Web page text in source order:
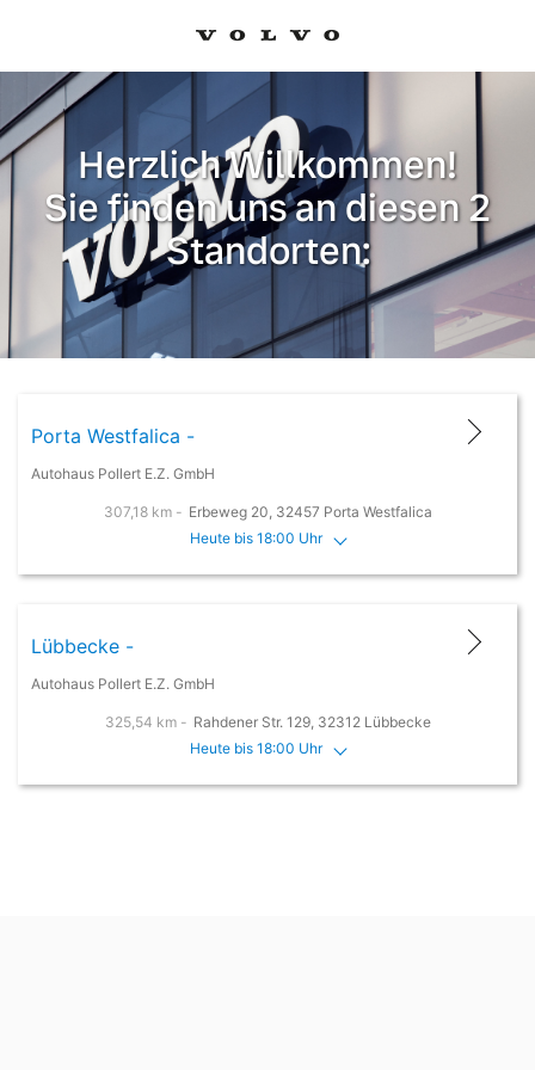
Herzlich Willkommen!
Sie finden uns an diesen 2
Standorten:
Porta Westfalica -
Autohaus Pollert E.Z. GmbH
307,18 km - Erbeweg 20, 32457 Porta Westfalica
Heute bis 18:00 Uhr
Lübbecke -
Autohaus Pollert E.Z. GmbH
325,54 km - Rahdener Str. 129, 32312 Lübbecke
Heute bis 18:00 Uhr